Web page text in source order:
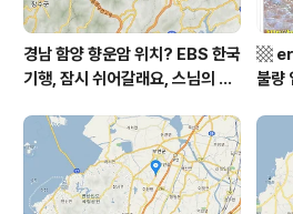
경남 함양 향운암 위치? EBS 한국
기행, 잠시 쉬어갈래요, 스님의 어
상남도 함양군 가볼 만한 곳, 용추
계곡 향운암 명천스님, 덕유산 황
석산 거망산 기백산
▩ err
불량